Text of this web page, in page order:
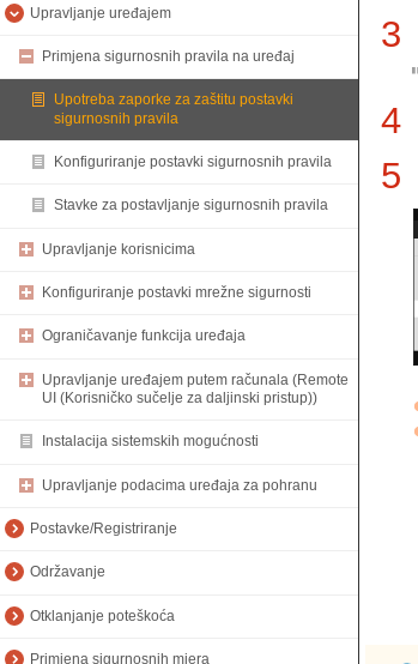
Upravljanje uređajem
Primjena sigurnosnih pravila na uređaj
Upotreba zaporke za zaštitu postavki
sigurnosnih pravila
Konfiguriranje postavki sigurnosnih pravila
Stavke za postavljanje sigurnosnih pravila
Upravljanje korisnicima
Konfiguriranje postavki mrežne sigurnosti
Ograničavanje funkcija uređaja
Upravljanje uređajem putem računala (Remote
UI (Korisničko sučelje za daljinski pristup))
Instalacija sistemskih mogućnosti
Upravljanje podacima uređaja za pohranu
Postavke/Registriranje
Održavanje
Otklanjanje poteškoća
Primjena sigurnosnih mjera
3
4
5